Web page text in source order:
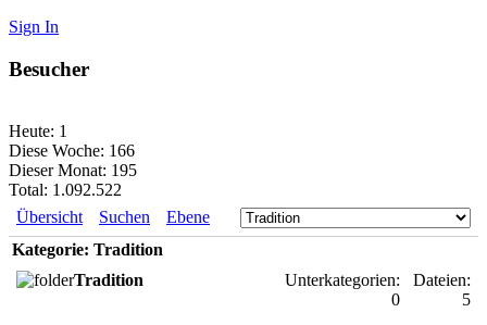
Sign In
Besucher
Heute: 1
Diese Woche: 166
Dieser Monat: 195
Total: 1.092.522
Übersicht
Suchen
Ebene
Kategorie: Tradition
Tradition
Unterkategorien:
0
Dateien:
5